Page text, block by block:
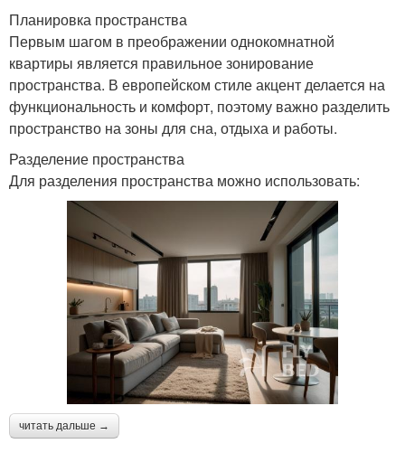
Планировка пространства
Первым шагом в преображении однокомнатной
квартиры является правильное зонирование
пространства. В европейском стиле акцент делается на
функциональность и комфорт, поэтому важно разделить
пространство на зоны для сна, отдыха и работы.
Разделение пространства
Для разделения пространства можно использовать:
читать дальше →